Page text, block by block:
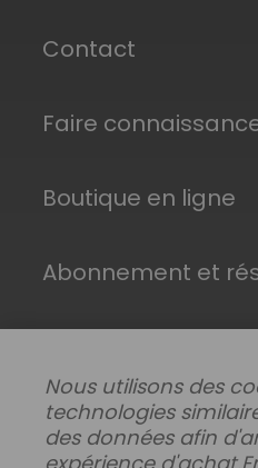
Contact
Faire
Boutique en ligne
Abonnement et
Nous utilisons des
technologies
des données afin